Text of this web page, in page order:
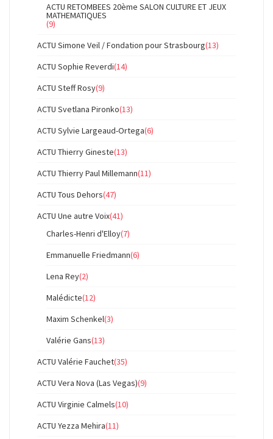
ACTU RETOMBEES 20ème SALON CULTURE ET JEUX
MATHEMATIQUES
(9)
ACTU Simone Veil / Fondation pour Strasbourg(13)
ACTU Sophie Reverdi(14)
ACTU Steff Rosy(9)
ACTU Svetlana Pironko(13)
ACTU Sylvie Largeaud-Ortega(6)
ACTU Thierry Gineste(13)
ACTU Thierry Paul Millemann(11)
ACTU Tous Dehors(47)
ACTU Une autre Voix(41)
Charles-Henri d'Elloy(7)
Emmanuelle Friedmann(6)
Lena Rey(2)
Malédicte(12)
Maxim Schenkel(3)
Valérie Gans(13)
ACTU Valérie Fauchet(35)
ACTU Vera Nova (Las Vegas)(9)
ACTU Virginie Calmels(10)
ACTU Yezza Mehira(11)